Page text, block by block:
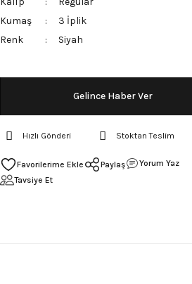
Kumaş
3 İplik
Renk
Siyah
Gelince Haber Ver
Hızlı Gönderi Stoktan Teslim
Paylaş
Yorum Yaz
Tavsiye Et